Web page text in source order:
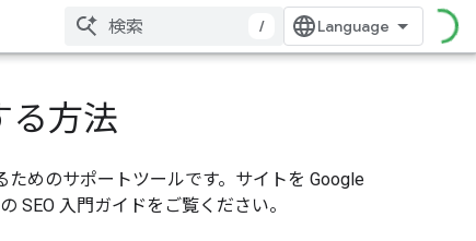
/
る方法
めのサポートツールです。サイトを Google
SEO 入門ガイドをご覧ください。